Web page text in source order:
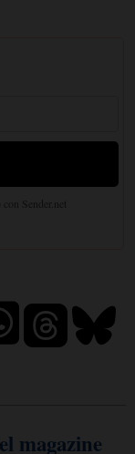
magazine